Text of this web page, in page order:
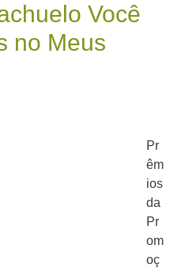
Você
no Meus
Pr
êm
ios
da
Pr
om
oç